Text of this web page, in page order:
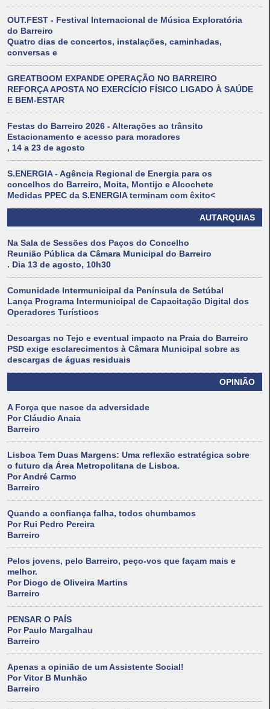
OUT.FEST - Festival Internacional de Música Exploratória
do Barreiro
Quatro dias de concertos, instalações, caminhadas,
conversas e
GREATBOOM EXPANDE OPERAÇÃO NO BARREIRO
REFORÇA APOSTA NO EXERCÍCIO FÍSICO LIGADO À SAÚDE
E BEM-ESTAR
Festas do Barreiro 2026 - Alterações ao trânsito
Estacionamento e acesso para moradores
, 14 a 23 de agosto
S.ENERGIA - Agência Regional de Energia para os
concelhos do Barreiro, Moita, Montijo e Alcochete
Medidas PPEC da S.ENERGIA terminam com êxito<
AUTARQUIAS
Na Sala de Sessões dos Paços do Concelho
Reunião Pública da Câmara Municipal do Barreiro
. Dia 13 de agosto, 10h30
Comunidade Intermunicipal da Península de Setúbal
Lança Programa Intermunicipal de Capacitação Digital dos
Operadores Turísticos
Descargas no Tejo e eventual impacto na Praia do Barreiro
PSD exige esclarecimentos à Câmara Municipal sobre as
descargas de águas residuais
OPINIÃO
A Força que nasce da adversidade
Por Cláudio Anaia
Barreiro
Lisboa Tem Duas Margens: Uma reflexão estratégica sobre
o futuro da Área Metropolitana de Lisboa.
Por André Carmo
Barreiro
Quando a confiança falha, todos chumbamos
Por Rui Pedro Pereira
Barreiro
Pelos jovens, pelo Barreiro, peço-vos que façam mais e
melhor.
Por Diogo de Oliveira Martins
Barreiro
PENSAR O PAÍS
Por Paulo Margalhau
Barreiro
Apenas a opinião de um Assistente Social!
Por Vitor B Munhão
Barreiro